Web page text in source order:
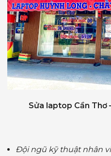
Sửa laptop Cần Thơ
Đội ngũ kỹ thuật nhân